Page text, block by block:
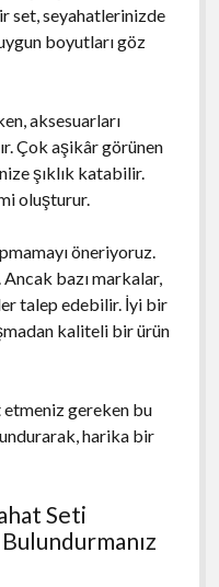
set, seyahatlerinizde
boyutları göz
aksesuarları
Çok aşikâr görünen
şıklık katabilir.
oluşturur.
öneriyoruz.
bazı markalar,
talep edebilir. İyi bir
kaliteli bir ürün
gereken bu
harika bir
Seti